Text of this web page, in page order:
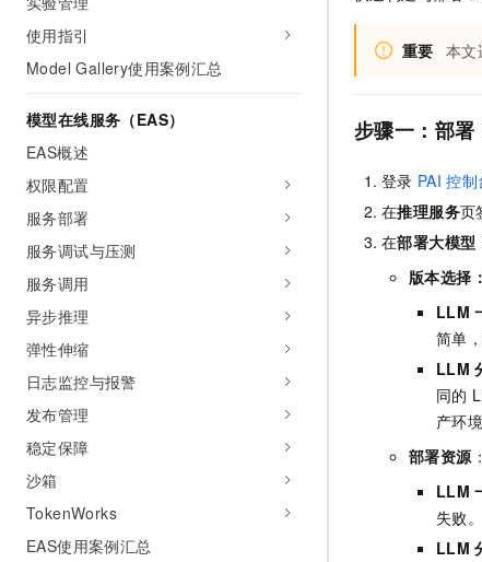
使用指引
Model Gallery使用案例汇总
模型在线服务（EAS）
EAS概述
权限配置
服务部署
服务调试与压测
服务调用
异步推理
弹性伸缩
日志监控与报警
发布管理
稳定保障
沙箱
TokenWorks
EAS使用案例汇总
重要 本文
步骤一：部署
登录 PAI 控制
在推理服务页
在部署大模型
版本选择 ：
LLM
简单
LLM
同的
产环
部署资源
LLM
失败。
LLM
能看、能想、能动手的多
大模型服务
千问AI平台-模型体验
在线体验全尺寸、多种
Happy 系列大模型
大模型解决方案
快速部署 Dify，高效
容器
安全
中间件
数据库
大数据计算
媒体服务
企业服务与云通信
域名与网站
终端用户计算
开发工具
云原生大数据计算服务
大数据
现代化应用
可观测
上云与迁云
政企业务
免费试用
解决方案免费试用 新
AI 产品 免费试用
140+云产品 免费试用
产品新客免费试用，最长
大模型ACA认证体验
电子合同
AI空中课堂在线直播
生态解决方案
开发者生态解决方案
AI 开发和 AI 应用解决
AI 大模型销售与服务
短信专区
天池大赛
云开发大赛
入门学习赛